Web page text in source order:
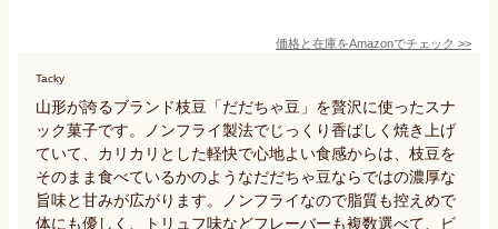
価格と在庫をAmazonでチェック >>
Tacky
山形が誇るブランド枝豆「だだちゃ豆」を贅沢に使ったスナ
ック菓子です。ノンフライ製法でじっくり香ばしく焼き上げ
ていて、カリカリとした軽快で心地よい食感からは、枝豆を
そのまま食べているかのようなだだちゃ豆ならではの濃厚な
旨味と甘みが広がります。ノンフライなので脂質も控えめで
体にも優しく、トリュフ味などフレーバーも複数選べて、ビ